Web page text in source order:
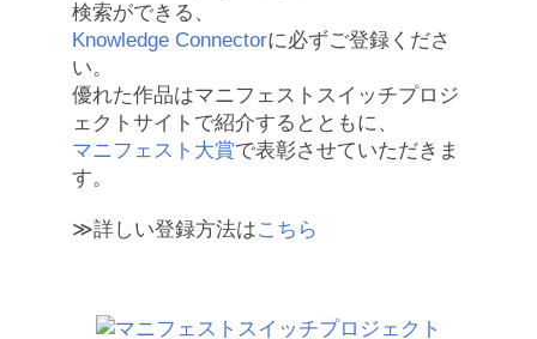
検索ができる、
Knowledge Connectorに必ずご登録くださ
い。
優れた作品はマニフェストスイッチプロジ
ェクトサイトで紹介するとともに、
マニフェスト大賞で表彰させていただきま
す。
≫詳しい登録方法はこちら